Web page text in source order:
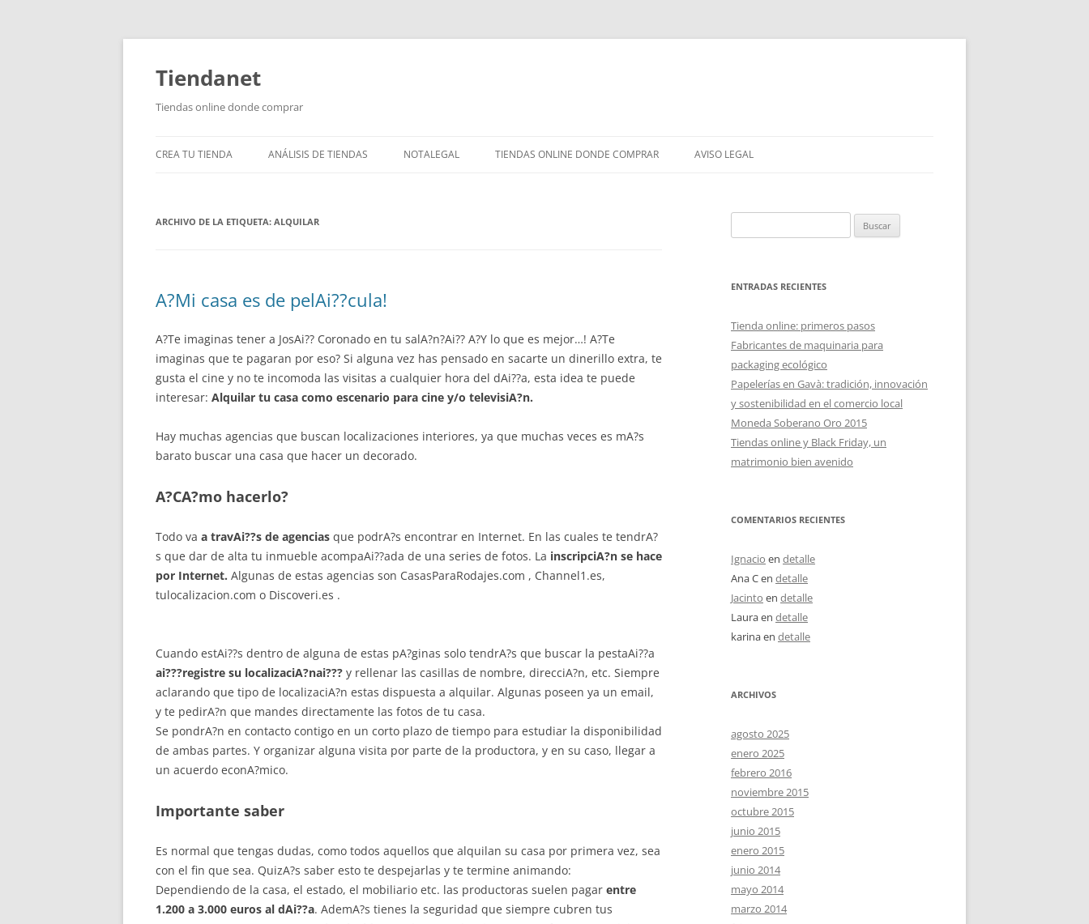
Saltar
contenido
Tiendanet
Tiendas online donde comprar
CREA TU TIENDA ANÁLISIS DE TIENDAS NOTALEGAL TIENDAS ONLINE DONDE COMPRAR AVISO LEGAL
ARCHIVO DE LA ETIQUETA: ALQUILAR
A?Mi casa es de pelAi??cula!
A?Te imaginas tener a JosAi?? Coronado en tu salA?n?Ai?? A?Y lo que es mejor…! A?Te
imaginas que te pagaran por eso? Si alguna vez has pensado en sacarte un dinerillo extra, te
gusta el cine y no te incomoda las visitas a cualquier hora del dAi??a, esta idea te puede
interesar: Alquilar tu casa como escenario para cine y/o televisiA?n.
Hay muchas agencias que buscan localizaciones interiores, ya que muchas veces es mA?s
barato buscar una casa que hacer un decorado.
A?CA?mo hacerlo?
Todo va a travAi??s de agencias que podrA?s encontrar en Internet. En las cuales te tendrA?
s que dar de alta tu inmueble acompaAi??ada de una series de fotos. La inscripciA?n se hace
por Internet. Algunas de estas agencias son CasasParaRodajes.com , Channel1.es,
tulocalizacion.com o Discoveri.es .
Cuando estAi??s dentro de alguna de estas pA?ginas solo tendrA?s que buscar la pestaAi??a
ai???registre su localizaciA?nai??? y rellenar las casillas de nombre, direcciA?n, etc. Siempre
aclarando que tipo de localizaciA?n estas dispuesta a alquilar. Algunas poseen ya un email,
y te pedirA?n que mandes directamente las fotos de tu casa.
Se pondrA?n en contacto contigo en un corto plazo de tiempo para estudiar la disponibilidad
de ambas partes. Y organizar alguna visita por parte de la productora, y en su caso, llegar a
un acuerdo econA?mico.
Importante saber
Es normal que tengas dudas, como todos aquellos que alquilan su casa por primera vez, sea
con el fin que sea. QuizA?s saber esto te despejarlas y te termine animando:
Dependiendo de la casa, el estado, el mobiliario etc. las productoras suelen pagar entre
1.200 a 3.000 euros al dAi??a. AdemA?s tienes la seguridad que siempre cubren tus
ENTRADAS RECIENTES
Tienda online: primeros pasos
Fabricantes de maquinaria para
packaging ecológico
Papelerías en Gavà: tradición, innovación
y sostenibilidad en el comercio local
Moneda Soberano Oro 2015
Tiendas online y Black Friday, un
matrimonio bien avenido
COMENTARIOS RECIENTES
Ignacio en detalle
Ana Cen detalle
Jacinto en detalle
Lauraen detalle
karinaen detalle
ARCHIVOS
agosto 2025
enero 2025
febrero 2016
noviembre 2015
octubre 2015
junio 2015
enero 2015
junio 2014
mayo 2014
marzo 2014